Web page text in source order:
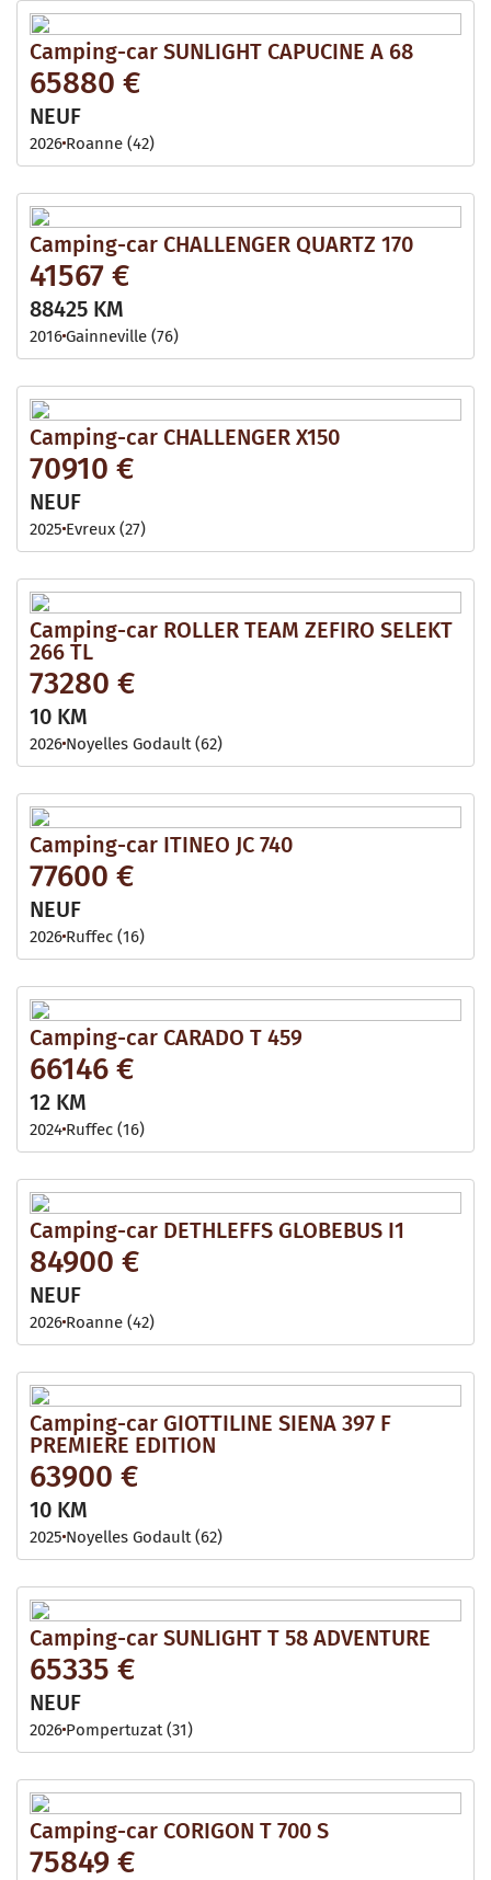
Camping-car SUNLIGHT CAPUCINE A 68
65880 €
NEUF
2026 Roanne (42)
Camping-car CHALLENGER QUARTZ 170
41567 €
88425 KM
2016Gainneville (76)
Camping-car CHALLENGER X150
70910 €
NEUF
2025 Evreux (27)
Camping-car ROLLER TEAM ZEFIRO SELEKT
266 TL
73280 €
10 KM
2026 Noyelles Godault (62)
Camping-car ITINEO JC 740
77600 €
NEUF
2026 Ruffec (16)
Camping-car CARADO T 459
66146 €
12 KM
2024 Ruffec (16)
Camping-car DETHLEFFS GLOBEBUS I1
84900 €
NEUF
2026 Roanne (42)
Camping-car GIOTTILINE SIENA 397 F
PREMIERE EDITION
63900 €
10 KM
2025 Noyelles Godault (62)
Camping-car SUNLIGHT T 58 ADVENTURE
65335 €
NEUF
2026 Pompertuzat (31)
Camping-car CORIGON T 700 S
75849 €